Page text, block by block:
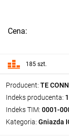
Producent: TE
Indeks producenta:
Indeks TIM: 0001-
Kategoria: Gniazda
Cena:
185 szt.